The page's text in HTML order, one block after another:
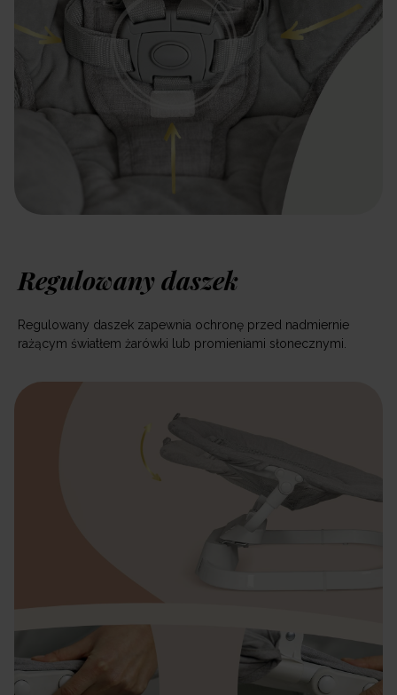
Regulowany daszek
Regulowany daszek zapewnia ochronę przed nadmiernie
rażącym światłem żarówki lub promieniami słonecznymi.